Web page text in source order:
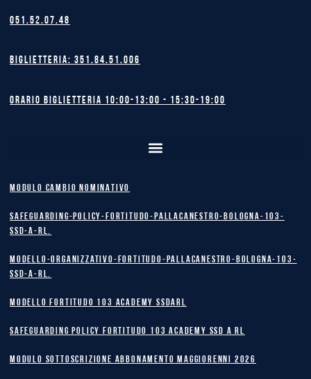
051.52.07.48
Biglietteria: 351.84.51.006
Orario biglietteria 10:00-13:00 - 15:30-19:00
MODULO CAMBIO NOMINATIVO
safeguarding-policy-Fortitudo-Pallacanestro-Bologna-103-
SSD-A-RL.
Modello-Organizzativo-Fortitudo-Pallacanestro-Bologna-103-
SSD-A-RL.
MODELLO FORTITUDO 103 ACADEMY SSDARL
safeguarding policy Fortitudo 103 Academy SSD A RL
MODULO SOTTOSCRIZIONE ABBONAMENTO MAGGIORENNI 2026